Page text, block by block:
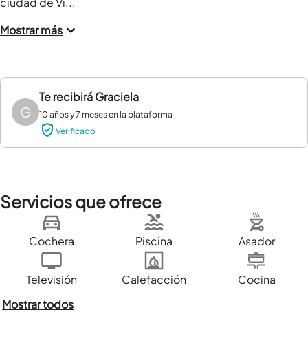
Mostrar más
G
Te recibiráGraciela
10 años y 7 meses en la plataforma
Verificado
Servicios que ofrece
Cochera Piscina Asador
Televisión Calefacción
Cocina
Mostrar todos